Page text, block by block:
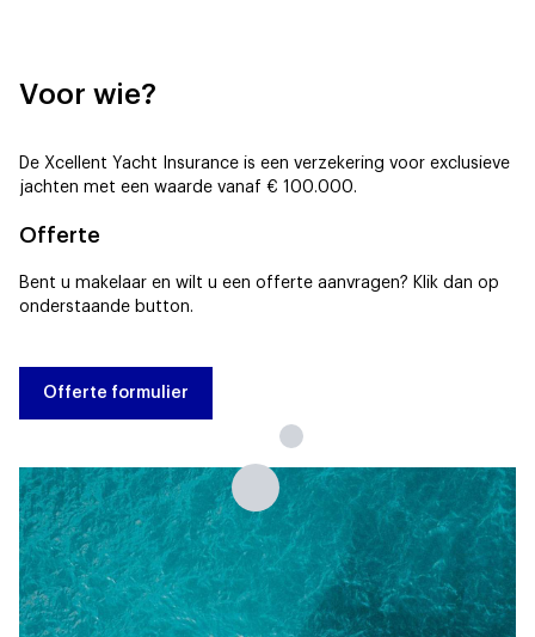
Voor wie?
De Xcellent Yacht Insurance is een verzekering voor exclusieve
jachten met een waarde vanaf € 100.000.
Offerte
Bent u makelaar en wilt u een offerte aanvragen? Klik dan op
onderstaande button.
Offerte formulier